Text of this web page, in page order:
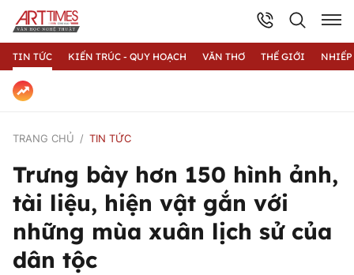
TIN TỨC KIẾN TRÚC - QUY HOẠCH VĂN THƠ THẾ GIỚI
TRANG CHỦ TIN TỨC
Trưng bày hơn 150 hình ảnh,
tài liệu, hiện vật gắn với
những mùa xuân lịch sử của
dân tộc